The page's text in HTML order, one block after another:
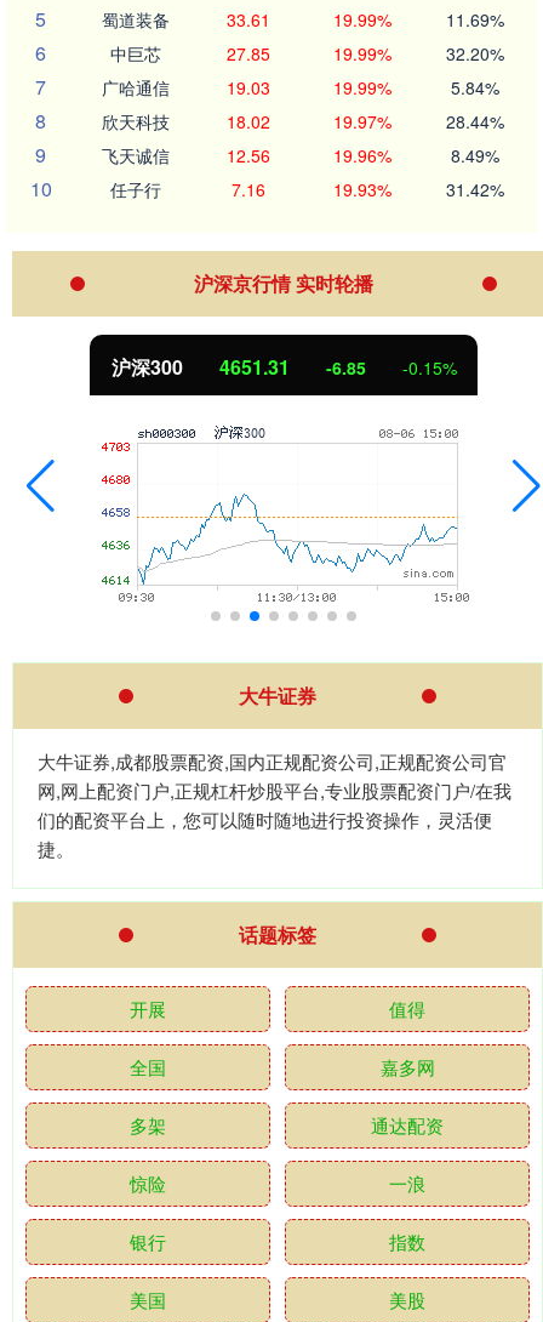
5 蜀道装备 33.61 19.99% 11.69%
6 中巨芯 27.85 19.99% 32.20%
7 广哈通信 19.03 19.99% 5.84%
8 欣天科技 18.02 19.97% 28.44%
9 飞天诚信 12.56 19.96% 8.49%
10 任子行 7.16 19.93% 31.42%
沪深京行情 实时轮播
沪深300 4651.31 -6.85 -0.15%
大牛证券
大牛证券,成都股票配资,国内正规配资公司,正规配资公司官
网,网上配资门户,正规杠杆炒股平台,专业股票配资门户/在我
们的配资平台上，您可以随时随地进行投资操作，灵活便
捷。
话题标签
开展 值得
全国 嘉多网
多架 通达配资
惊险 一浪
银行 指数
美国 美股